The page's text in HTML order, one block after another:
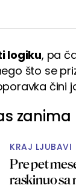
logiku, pa
što se
čini
zanima
KRAJ LJUBAVI
Pre pet
raskinuo sa